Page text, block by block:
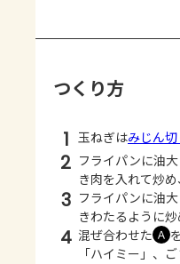
つくり方
1 玉ねぎはみじん切
2 フライパンに油
き肉を入れて炒
3 フライパンに油
きわたるように
4 混ぜ合わせた Ａ
「ハイミー」、